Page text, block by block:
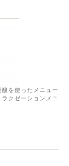
を使ったメニュー
クゼーションメニ